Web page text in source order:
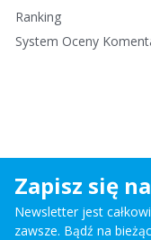
Ranking
System Oceny
Zapisz się
Newsletter jest
zawsze. Bądź na